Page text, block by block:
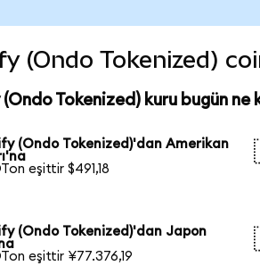
(Ondo Tokenized)
Tokenized) kuru bugün ne
(Ondo Tokenized)'dan Amerikan
eşittir $491,18
(Ondo Tokenized)'dan Japon
eşittir ¥77.376,19